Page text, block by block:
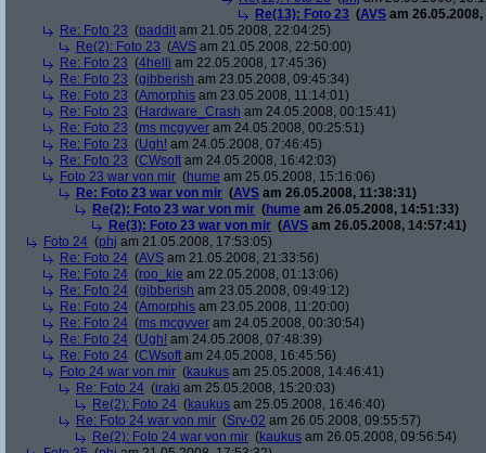
Re(13): Foto 23 (AVS am
Re: Foto 23 (paddit am 21.05.2008, 22:04:25)
Re(2): Foto 23 (AVS am 21.05.2008, 22:50:00)
Re: Foto 23 (4helli am 22.05.2008, 17:45:36)
Re: Foto 23 (gibberish am 23.05.2008, 09:45:34)
Re: Foto 23 (Amorphis am 23.05.2008, 11:14:01)
Re: Foto 23 (Hardware_Crash am 24.05.2008, 00:15:41)
Re: Foto 23 (ms mcgyver am 24.05.2008, 00:25:51)
Re: Foto 23 (Ugh! am 24.05.2008, 07:46:45)
Re: Foto 23 (CWsoft am 24.05.2008, 16:42:03)
Foto 23 war von mir (hume am 25.05.2008, 15:16:06)
Re: Foto 23 war von mir (AVS am 26.05.2008, 11:38:31)
Re(2): Foto 23 war von mir (hume am 26.05.2008, 14:51:33)
Re(3): Foto 23 war von mir (AVS am 26.05.2008, 14:57:41)
Foto 24 (phj am 21.05.2008, 17:53:05)
Re: Foto 24 (AVS am 21.05.2008, 21:33:56)
Re: Foto 24 (roo_kie am 22.05.2008, 01:13:06)
Re: Foto 24 (gibberish am 23.05.2008, 09:49:12)
Re: Foto 24 (Amorphis am 23.05.2008, 11:20:00)
Re: Foto 24 (ms mcgyver am 24.05.2008, 00:30:54)
Re: Foto 24 (Ugh! am 24.05.2008, 07:48:39)
Re: Foto 24 (CWsoft am 24.05.2008, 16:45:56)
Foto 24 war von mir (kaukus am 25.05.2008, 14:46:41)
Re: Foto 24 (iraki am 25.05.2008, 15:20:03)
Re(2): Foto 24 (kaukus am 25.05.2008, 16:46:40)
Re: Foto 24 war von mir (Srv-02 am 26.05.2008, 09:55:57)
Re(2): Foto 24 war von mir (kaukus am 26.05.2008, 09:56:54)